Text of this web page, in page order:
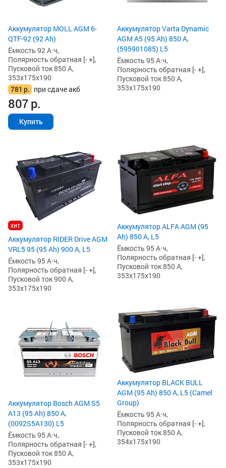
Аккумулятор MOLL AGM 6-
QTF-92 (92 Ah)
Ёмкость 92 А·ч,
Полярность обратная [- +],
Пусковой ток 850 А,
353x175x190
781 р. при сдаче акб
807р.
Купить
Аккумулятор Varta Dynamic
AGM A5 (95 Ah) 850 А,
(595901085) L5
Ёмкость 95 А·ч,
Полярность обратная [- +],
Пусковой ток 850 А,
353x175x190
хит
Аккумулятор RIDER Drive AGM
VRL5 95 (95 Ah) 900 А, L5
Ёмкость 95 А·ч,
Полярность обратная [- +],
Пусковой ток 900 А,
353x175x190
Аккумулятор ALFA AGM (95
Ah) 850 А, L5
Ёмкость 95 А·ч,
Полярность обратная [- +],
Пусковой ток 850 А,
353x175x190
Аккумулятор Bosch AGM S5
А13 (95 Ah) 850 А,
(0092S5A130) L5
Ёмкость 95 А·ч,
Полярность обратная [- +],
Пусковой ток 850 А,
353x175x190
Аккумулятор BLACK BULL
AGM (95 Ah) 850 А, L5 (Camel
Group)
Ёмкость 95 А·ч,
Полярность обратная [- +],
Пусковой ток 850 А,
354x175x190